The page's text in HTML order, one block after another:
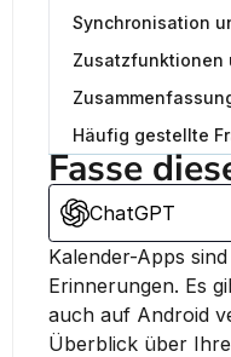
Synchronisation
Zusatzfunktionen
Häufig gestellte
Fasse
ChatGPT
Kalender-Apps
Erinnerungen. Es
auch auf Android
Überblick über